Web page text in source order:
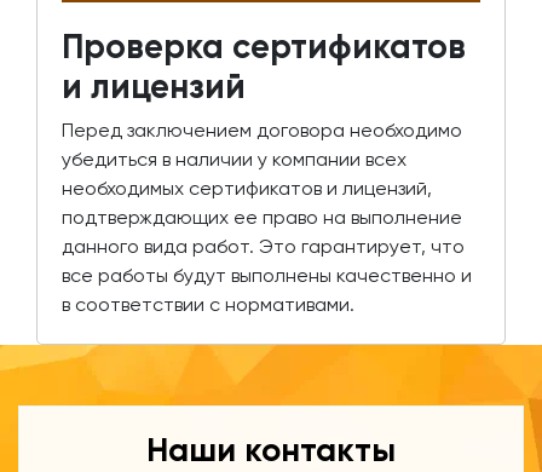
Проверка сертификатов
и лицензий
Перед заключением договора необходимо
убедиться в наличии у компании всех
необходимых сертификатов и лицензий,
подтверждающих ее право на выполнение
данного вида работ. Это гарантирует, что
все работы будут выполнены качественно и
в соответствии с нормативами.
Наши контакты